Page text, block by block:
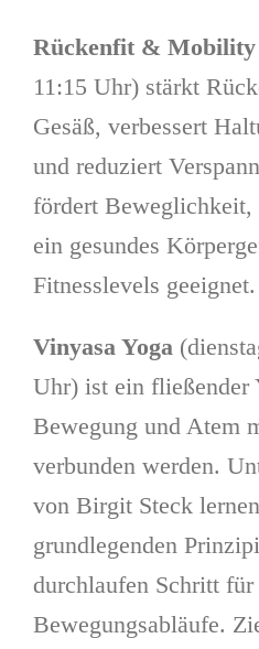
Rückenfit & Mobility
11:15 Uhr) stärkt
Gesäß, verbessert
und reduziert
fördert
ein gesundes
Fitnesslevels geeignet.
Vinyasa Yoga
Uhr) ist ein fließender
Bewegung und Atem
verbunden werden.
von Birgit Steck
grundlegenden
durchlaufen Schritt
Bewegungsabläufe.